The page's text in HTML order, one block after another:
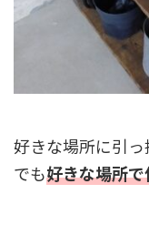
好きな場所に引
でも好きな場所